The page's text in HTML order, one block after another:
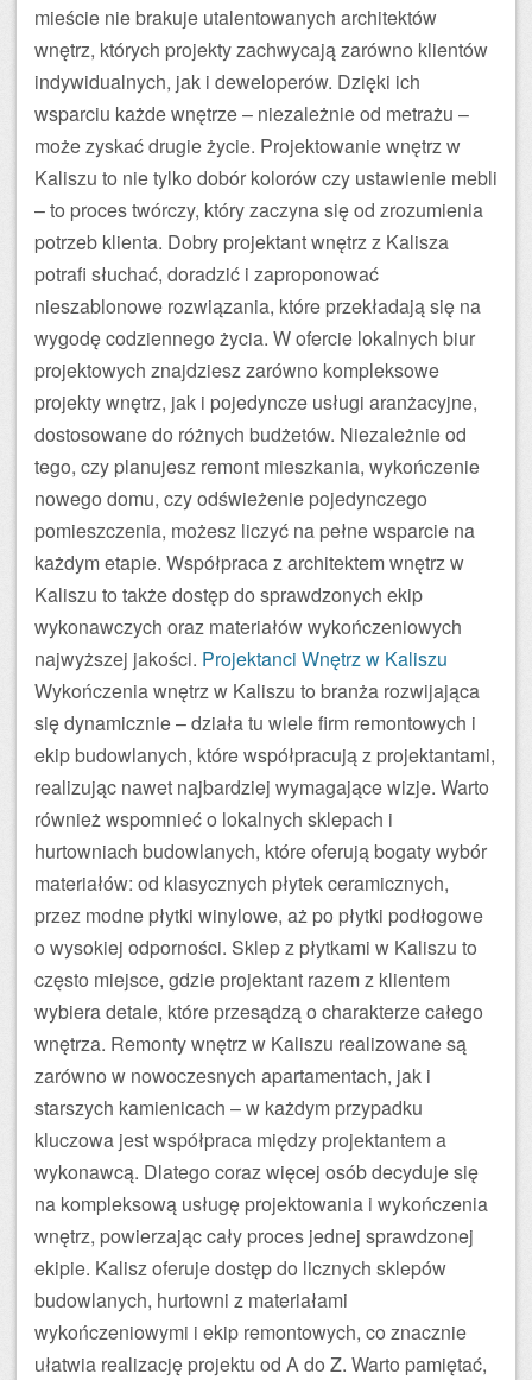
mieście nie brakuje utalentowanych architektów
wnętrz, których projekty zachwycają zarówno klientów
indywidualnych, jak i deweloperów. Dzięki ich
wsparciu każde wnętrze – niezależnie od metrażu –
może zyskać drugie życie. Projektowanie wnętrz w
Kaliszu to nie tylko dobór kolorów czy ustawienie mebli
– to proces twórczy, który zaczyna się od zrozumienia
potrzeb klienta. Dobry projektant wnętrz z Kalisza
potrafi słuchać, doradzić i zaproponować
nieszablonowe rozwiązania, które przekładają się na
wygodę codziennego życia. W ofercie lokalnych biur
projektowych znajdziesz zarówno kompleksowe
projekty wnętrz, jak i pojedyncze usługi aranżacyjne,
dostosowane do różnych budżetów. Niezależnie od
tego, czy planujesz remont mieszkania, wykończenie
nowego domu, czy odświeżenie pojedynczego
pomieszczenia, możesz liczyć na pełne wsparcie na
każdym etapie. Współpraca z architektem wnętrz w
Kaliszu to także dostęp do sprawdzonych ekip
wykonawczych oraz materiałów wykończeniowych
najwyższej jakości. Projektanci Wnętrz w Kaliszu
Wykończenia wnętrz w Kaliszu to branża rozwijająca
się dynamicznie – działa tu wiele firm remontowych i
ekip budowlanych, które współpracują z projektantami,
realizując nawet najbardziej wymagające wizje. Warto
również wspomnieć o lokalnych sklepach i
hurtowniach budowlanych, które oferują bogaty wybór
materiałów: od klasycznych płytek ceramicznych,
przez modne płytki winylowe, aż po płytki podłogowe
o wysokiej odporności. Sklep z płytkami w Kaliszu to
często miejsce, gdzie projektant razem z klientem
wybiera detale, które przesądzą o charakterze całego
wnętrza. Remonty wnętrz w Kaliszu realizowane są
zarówno w nowoczesnych apartamentach, jak i
starszych kamienicach – w każdym przypadku
kluczowa jest współpraca między projektantem a
wykonawcą. Dlatego coraz więcej osób decyduje się
na kompleksową usługę projektowania i wykończenia
wnętrz, powierzając cały proces jednej sprawdzonej
ekipie. Kalisz oferuje dostęp do licznych sklepów
budowlanych, hurtowni z materiałami
wykończeniowymi i ekip remontowych, co znacznie
ułatwia realizację projektu od A do Z. Warto pamiętać,